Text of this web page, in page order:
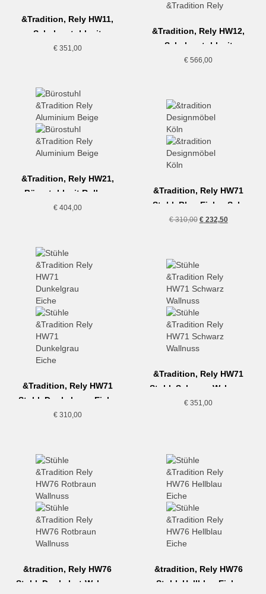
&Tradition, Rely HW11,
Schalenstuhl mit
Drehgestell, hellblau
€351,00
&Tradition, Rely HW12,
Schalenstuhl mit
Drehgestell und
€ 566,00
&Tradition, Rely HW21,
Bürostuhl mit Rollen,
Beige
€404,00
&Tradition, Rely HW71
Stuhl, Blue-Eiche, Sale
Aussteller
€310,00 Ursprünglicher
€232,50Aktueller
&Tradition, Rely HW71
Stuhl, Dunkelgrau-Eiche
€310,00
&Tradition, Rely HW71
Stuhl, Schwarz-Walnuss
€ 351,00
&tradition, Rely HW76
Stuhl, Dunkelrot-Walnuss
&tradition, Rely HW76
Stuhl, Hellblau-Eiche